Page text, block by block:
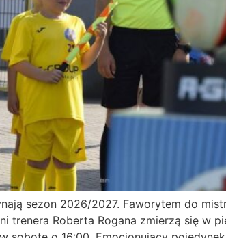
sezon 2026/2027. Faworytem do
trenera Roberta Rogana zmierzą się